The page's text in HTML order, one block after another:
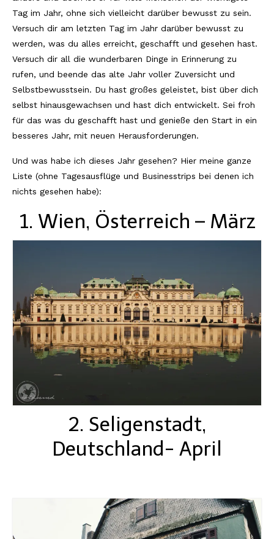
Reviews
Hotels
Food
Ausserdem
Photos
Videos
#Worldsessedin
Poster
Tag im Jahr, ohne sich vielleicht darüber bewusst zu sein.
Versuch dir am letzten Tag im Jahr darüber bewusst zu
werden, was du alles erreicht, geschafft und gesehen hast.
Versuch dir all die wunderbaren Dinge in Erinnerung zu
rufen, und beende das alte Jahr voller Zuversicht und
Selbstbewusstsein. Du hast großes geleistet, bist über dich
selbst hinausgewachsen und hast dich entwickelt. Sei froh
für das was du geschafft hast und genieße den Start in ein
besseres Jahr, mit neuen Herausforderungen.
Und was habe ich dieses Jahr gesehen? Hier meine ganze
Liste (ohne Tagesausflüge und Businesstrips bei denen ich
nichts gesehen habe):
1. Wien, Österreich – März
2. Seligenstadt,
Deutschland- April